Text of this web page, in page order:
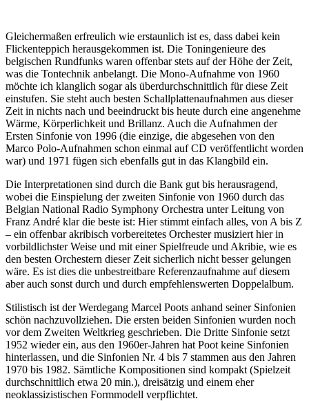
Gleichermaßen erfreulich wie erstaunlich ist es, dass dabei kein
Flickenteppich herausgekommen ist. Die Toningenieure des
belgischen Rundfunks waren offenbar stets auf der Höhe der Zeit,
was die Tontechnik anbelangt. Die Mono-Aufnahme von 1960
möchte ich klanglich sogar als überdurchschnittlich für diese Zeit
einstufen. Sie steht auch besten Schallplattenaufnahmen aus dieser
Zeit in nichts nach und beeindruckt bis heute durch eine angenehme
Wärme, Körperlichkeit und Brillanz. Auch die Aufnahmen der
Ersten Sinfonie von 1996 (die einzige, die abgesehen von den
Marco Polo-Aufnahmen schon einmal auf CD veröffentlicht worden
war) und 1971 fügen sich ebenfalls gut in das Klangbild ein.
Die Interpretationen sind durch die Bank gut bis herausragend,
wobei die Einspielung der zweiten Sinfonie von 1960 durch das
Belgian National Radio Symphony Orchestra unter Leitung von
Franz André klar die beste ist: Hier stimmt einfach alles, von A bis Z
– ein offenbar akribisch vorbereitetes Orchester musiziert hier in
vorbildlichster Weise und mit einer Spielfreude und Akribie, wie es
den besten Orchestern dieser Zeit sicherlich nicht besser gelungen
wäre. Es ist dies die unbestreitbare Referenzaufnahme auf diesem
aber auch sonst durch und durch empfehlenswerten Doppelalbum.
Stilistisch ist der Werdegang Marcel Poots anhand seiner Sinfonien
schön nachzuvollziehen. Die ersten beiden Sinfonien wurden noch
vor dem Zweiten Weltkrieg geschrieben. Die Dritte Sinfonie setzt
1952 wieder ein, aus den 1960er-Jahren hat Poot keine Sinfonien
hinterlassen, und die Sinfonien Nr. 4 bis 7 stammen aus den Jahren
1970 bis 1982. Sämtliche Kompositionen sind kompakt (Spielzeit
durchschnittlich etwa 20 min.), dreisätzig und einem eher
neoklassizistischen Formmodell verpflichtet.